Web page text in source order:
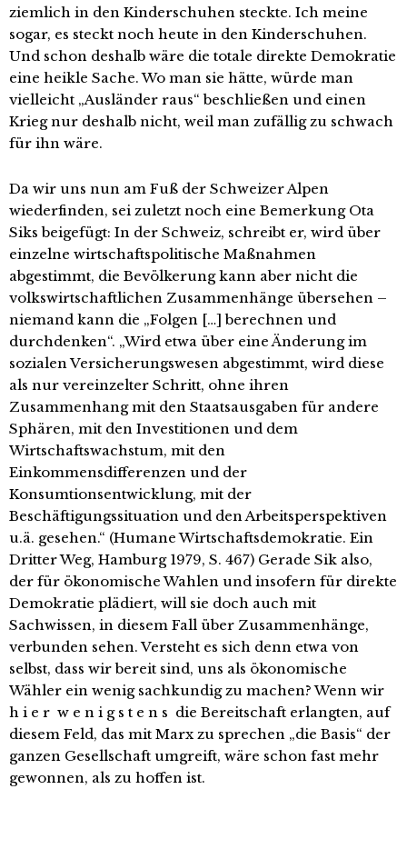
ziemlich in den Kinderschuhen steckte. Ich meine
sogar, es steckt noch heute in den Kinderschuhen.
Und schon deshalb wäre die totale direkte Demokratie
eine heikle Sache. Wo man sie hätte, würde man
vielleicht „Ausländer raus“ beschließen und einen
Krieg nur deshalb nicht, weil man zufällig zu schwach
für ihn wäre.
Da wir uns nun am Fuß der Schweizer Alpen
wiederfinden, sei zuletzt noch eine Bemerkung Ota
Siks beigefügt: In der Schweiz, schreibt er, wird über
einzelne wirtschaftspolitische Maßnahmen
abgestimmt, die Bevölkerung kann aber nicht die
volkswirtschaftlichen Zusammenhänge übersehen –
niemand kann die „Folgen […] berechnen und
durchdenken“. „Wird etwa über eine Änderung im
sozialen Versicherungswesen abgestimmt, wird diese
als nur vereinzelter Schritt, ohne ihren
Zusammenhang mit den Staatsausgaben für andere
Sphären, mit den Investitionen und dem
Wirtschaftswachstum, mit den
Einkommensdifferenzen und der
Konsumtionsentwicklung, mit der
Beschäftigungssituation und den Arbeitsperspektiven
u.ä. gesehen.“ (Humane Wirtschaftsdemokratie. Ein
Dritter Weg, Hamburg 1979, S. 467) Gerade Sik also,
der für ökonomische Wahlen und insofern für direkte
Demokratie plädiert, will sie doch auch mit
Sachwissen, in diesem Fall über Zusammenhänge,
verbunden sehen. Versteht es sich denn etwa von
selbst, dass wir bereit sind, uns als ökonomische
Wähler ein wenig sachkundig zu machen? Wenn wir
h i e r w e n i g s t e n s die Bereitschaft erlangten, auf
diesem Feld, das mit Marx zu sprechen „die Basis“ der
ganzen Gesellschaft umgreift, wäre schon fast mehr
gewonnen, als zu hoffen ist.